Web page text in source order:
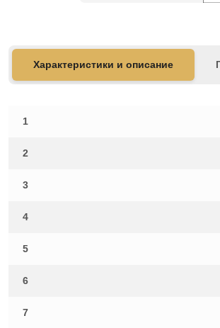
Характеристики и описание
1
2
3
4
5
6
7